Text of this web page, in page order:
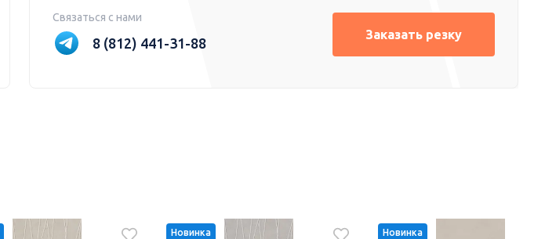
Заказать резку
Связаться с нами
8 (812) 441-31-88
Новинка Новинка